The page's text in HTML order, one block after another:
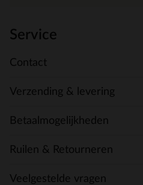
Service
Contact
Verzending & levering
Betaalmogelijkheden
Ruilen & Retourneren
Veelgestelde vragen